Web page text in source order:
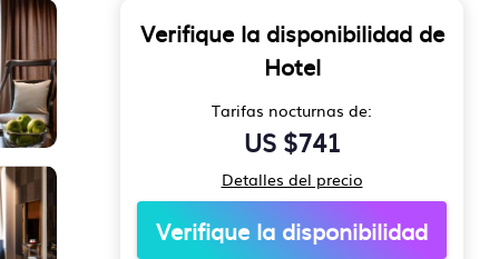
Verifique la disponibilidad de
Hotel
Tarifas nocturnas de:
US $741
Detalles del precio
Verifique la disponibilidad